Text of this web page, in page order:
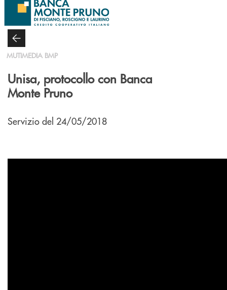
Salta al contenuto principale
MUTIMEDIA BMP
Unisa, protocollo con Banca
Monte Pruno
Servizio del 24/05/2018